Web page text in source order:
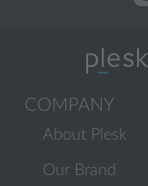
COMPANY
About Plesk
Our Brand